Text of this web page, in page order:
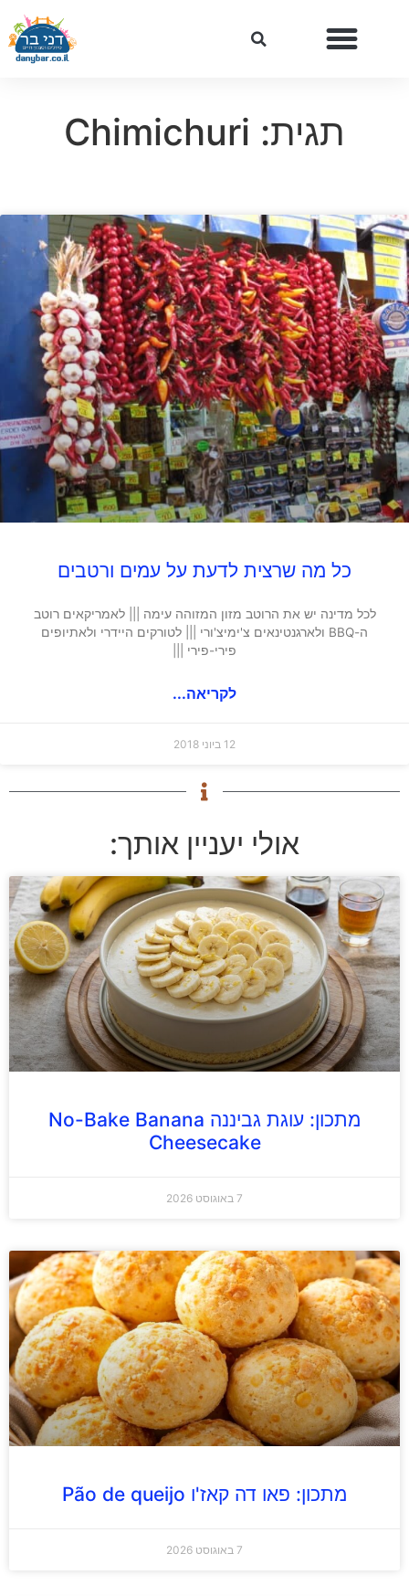
תגית: Chimichuri
כל מה שרצית לדעת על עמים ורטבים
לכל מדינה יש את הרוטב מזון המזוהה עימה ||| לאמריקאים רוטב
ה-BBQ ולארגנטינאים צ'ימיצ'ורי ||| לטורקים היידרי ולאתיופים
פירי-פירי |||
לקריאה...
12 ביוני 2018
אולי יעניין אותך:
מתכון: עוגת גביננה No-Bake Banana
Cheesecake
7 באוגוסט 2026
מתכון: פאו דה קאז'ו Pão de queijo
7 באוגוסט 2026